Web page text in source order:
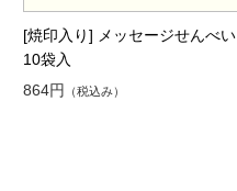
[焼印入り] メッセージせんべい
10袋入
864円
（税込み）